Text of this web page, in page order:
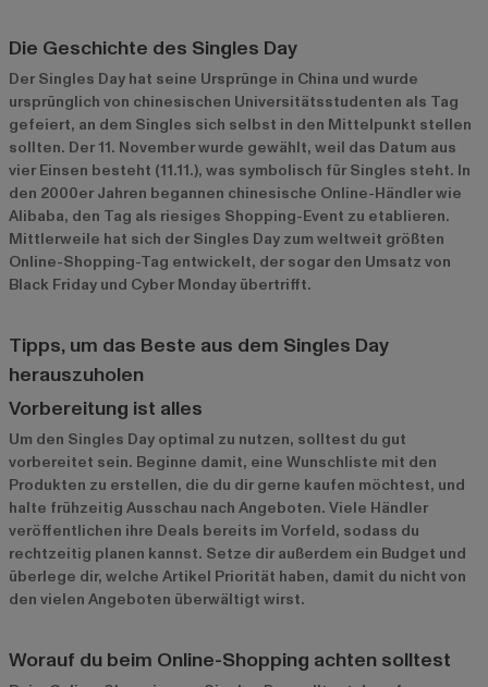
Die Geschichte des Singles Day
Der Singles Day hat seine Ursprünge in China und wurde
ursprünglich von chinesischen Universitätsstudenten als Tag
gefeiert, an dem Singles sich selbst in den Mittelpunkt stellen
sollten. Der 11. November wurde gewählt, weil das Datum aus
vier Einsen besteht (11.11.), was symbolisch für Singles steht. In
den 2000er Jahren begannen chinesische Online-Händler wie
Alibaba, den Tag als riesiges Shopping-Event zu etablieren.
Mittlerweile hat sich der Singles Day zum weltweit größten
Online-Shopping-Tag entwickelt, der sogar den Umsatz von
Black Friday und Cyber Monday übertrifft.
Tipps, um das Beste aus dem Singles Day
herauszuholen
Vorbereitung ist alles
Um den Singles Day optimal zu nutzen, solltest du gut
vorbereitet sein. Beginne damit, eine Wunschliste mit den
Produkten zu erstellen, die du dir gerne kaufen möchtest, und
halte frühzeitig Ausschau nach Angeboten. Viele Händler
veröffentlichen ihre Deals bereits im Vorfeld, sodass du
rechtzeitig planen kannst. Setze dir außerdem ein Budget und
überlege dir, welche Artikel Priorität haben, damit du nicht von
den vielen Angeboten überwältigt wirst.
Worauf du beim Online-Shopping achten solltest